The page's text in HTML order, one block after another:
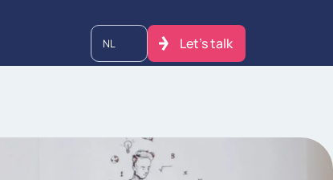
NL Let's talk